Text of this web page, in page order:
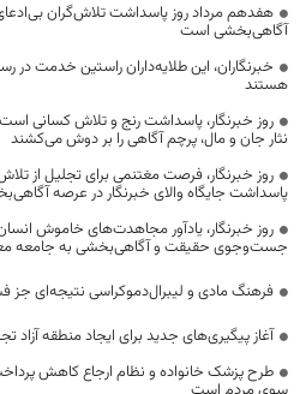
هفدهم مرداد روز پاسداشت تلاش‌گران
آگاهی‌بخشی است
خبرنگاران، این طلایه‌داران راستین خدمت در
هستند
روز خبرنگار، پاسداشت رنج و تلاش کسانی
نثار جان و مال، پرچم آگاهی را بر دوش می‌کشند
روز خبرنگار، فرصت مغتنمی برای تجلیل از
پاسداشت جایگاه والای خبرنگار در عرصه
روز خبرنگار، یادآور مجاهدت‌های خاموش
جست‌وجوی حقیقت و آگاهی‌بخشی به جامعه
فرهنگ مادی و لیبرال‌دموکراسی نتیجه‌ای جز
آغاز پیگیری‌های جدید برای ایجاد منطقه
طرح پزشک خانواده و نظام ارجاع کاهش